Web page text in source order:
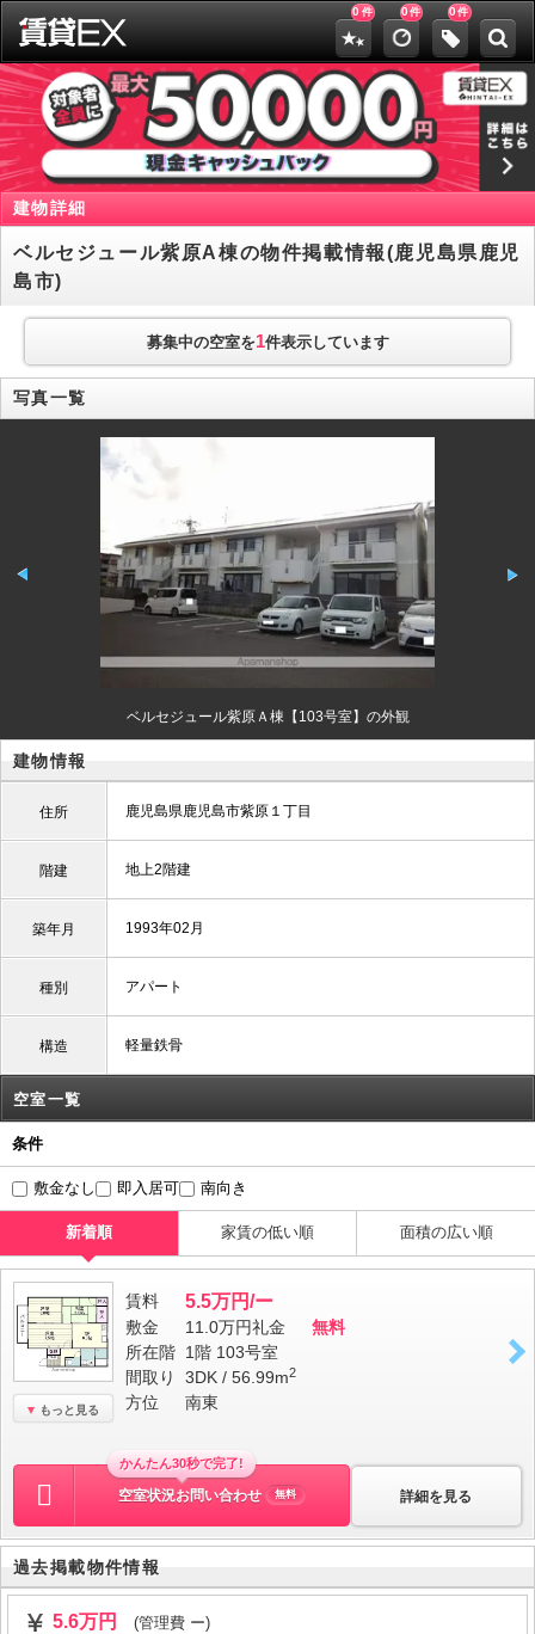
0 件 0件 0件
建物詳細
ベルセジュール紫原A棟の物件掲載情報(鹿児島県鹿児
島市)
募集中の空室を1件表示しています
写真一覧
ベルセジュール紫原Ａ棟【103号室】の外観
建物情報
住所 鹿児島県鹿児島市紫原１丁目
階建 地上2階建
築年月 1993年02月
種別 アパート
構造 軽量鉄骨
空室一覧
条件
敷金なし 即入居可 南向き
新着順 家賃の低い順 面積の広い順
もっと見る
賃料 5.5万円/ー
敷金 11.0万円礼金
無料
所在階 1階 103号室
間取り
3DK / 56.99m2
方位 南東
詳細を見る
かんたん30秒で完了!
空室状況お問い合わせ 無料
過去掲載物件情報
5.6万円
(管理費 ー)